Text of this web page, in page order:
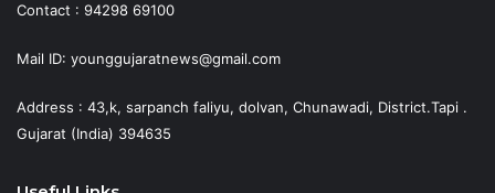
Contact : 94298 69100
Mail ID: younggujaratnews@gmail.com
Address : 43,k, sarpanch faliyu, dolvan, Chunawadi, District.Tapi .
Gujarat (India) 394635